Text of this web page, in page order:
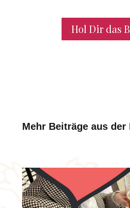
Hol Dir das
Mehr Beiträge aus der